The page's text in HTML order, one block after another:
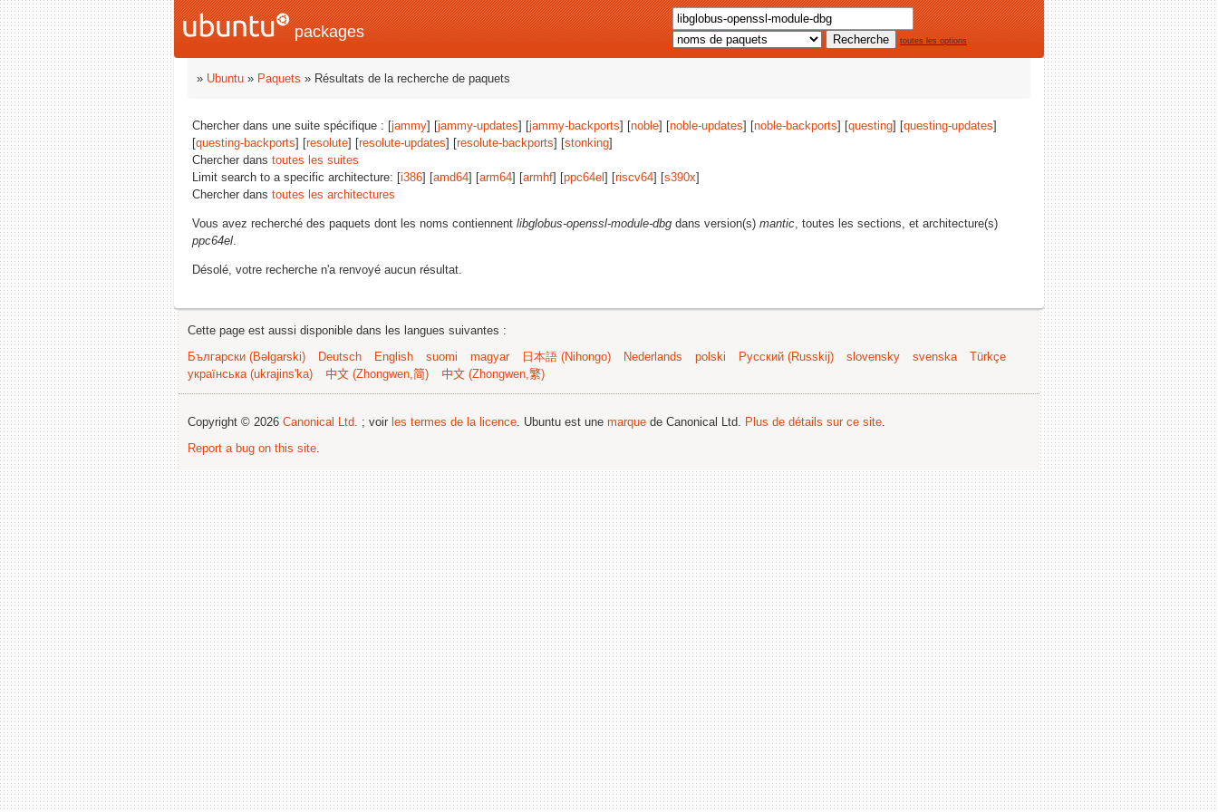
packages toutes les options
» Ubuntu » Paquets » Résultats de la recherche de paquets
Chercher dans une suite spécifique : [jammy] [jammy-updates] [jammy-backports] [noble] [noble-updates] [noble-backports] [questing] [questing-updates]
[questing-backports] [resolute] [resolute-updates] [resolute-backports] [stonking]
Chercher dans toutes les suites
Limit search to a specific architecture: [i386] [amd64] [arm64] [armhf] [ppc64el ] [riscv64] [s390x]
Chercher dans toutes les architectures
Vous avez recherché des paquets dont les noms contiennent libglobus-openssl-module-dbg dans version(s) mantic, toutes les sections, et architecture(s)
ppc64el.
Désolé, votre recherche n'a renvoyé aucun résultat.
Cette page est aussi disponible dans les langues suivantes :
Български (Bəlgarski)
Deutsch English suomi magyar 日本語 (Nihongo) Nederlands polski Русский (Russkij) slovensky svenska
Türkçe
українська (ukrajins'ka)
中文 (Zhongwen,简) 中文 (Zhongwen,繁)
Copyright © 2026 Canonical Ltd. ; voir les termes de la licence. Ubuntu est une marque de Canonical Ltd. Plus de détails sur ce site.
Report a bug on this site.